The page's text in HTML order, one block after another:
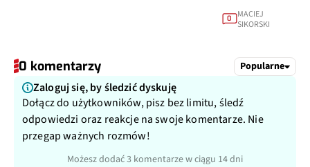
0
MACIEJ
SIKORSKI
0 komentarzy Popularne
Zaloguj się, by śledzić dyskuję
Dołącz do użytkowników, pisz bez limitu, śledź
odpowiedzi oraz reakcje na swoje komentarze. Nie
przegap ważnych rozmów!
Możesz dodać 3 komentarze w ciągu 14 dni